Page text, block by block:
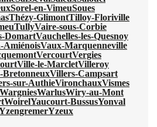
Sorel-en-VimeuSoues
Thézy-GlimontTilloy-Floriville
TullyVaire-sous-Corbie
DomartVauchelles-les-Quesnoy
AmiénoisVaux-Marquenneville
VercourtVergies
Ville-le-MarcletVilleroy
BretonneuxVillers-Campsart
sur-AuthieVironchauxVismes
WargniesWarlusWiry-au-Mont
WoirelYaucourt-BussusYonval
Yzeux